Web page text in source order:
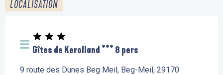
LOCALISATION
Gîtes de Kerolland *** 8 pers
9 route des Dunes Beg Meil, Beg-Meil, 29170